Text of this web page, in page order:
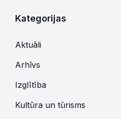
Kategorijas
Aktuāli
Arhīvs
Izglītība
Kultūra un tūrisms